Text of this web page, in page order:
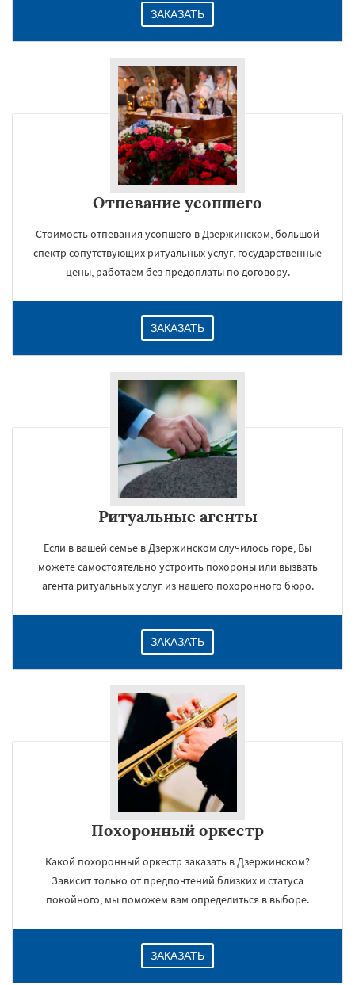
ЗАКАЗАТЬ
Отпевание усопшего
Стоимость отпевания усопшего в Дзержинском, большой
спектр сопутствующих ритуальных услуг, государственные
цены, работаем без предоплаты по договору.
ЗАКАЗАТЬ
Ритуальные агенты
Если в вашей семье в Дзержинском случилось горе, Вы
можете самостоятельно устроить похороны или вызвать
агента ритуальных услуг из нашего похоронного бюро.
ЗАКАЗАТЬ
Похоронный оркестр
Какой похоронный оркестр заказать в Дзержинском?
Зависит только от предпочтений близких и статуса
покойного, мы поможем вам определиться в выборе.
ЗАКАЗАТЬ